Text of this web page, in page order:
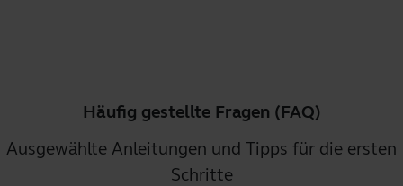
Häufig gestellte Fragen (FAQ)
Ausgewählte Anleitungen und Tipps für die ersten
Schritte